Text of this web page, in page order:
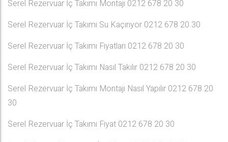
Serel Rezervuar İç Takımı Montajı 0212 678 20 30
Serel Rezervuar İç Takımı Su Kaçırıyor 0212 678 20 30
Serel Rezervuar İç Takımı Fiyatları 0212 678 20 30
Serel Rezervuar İç Takımı Nasıl Takılır 0212 678 20 30
Serel Rezervuar İç Takımı Montajı Nasıl Yapılır 0212 678 20
30
Serel Rezervuar İç Takımı Fiyat 0212 678 20 30